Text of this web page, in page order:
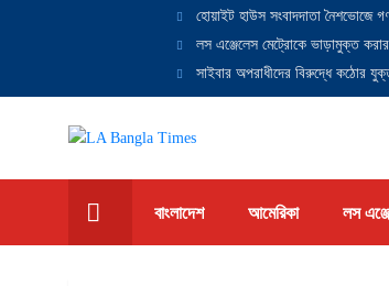
হোয়াইট হাউস সংবাদদাতা নৈশভোজে
লস এঞ্জেলেস মেট্রোকে ভাড়ামুক্ত করার
সাইবার অপরাধীদের বিরুদ্ধে কঠোর
বাংলাদেশ আমেরিকা লস